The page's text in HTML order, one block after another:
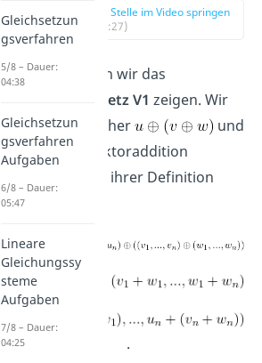
zur Stelle im Video springen
(00:27)
Zuerst müssen wir das
Assoziativgesetz V1 zeigen. Wir
betrachten daher
und
führen die Vektoraddition
entsprechend ihrer Definition
aus:
.
Gleichsetzun
gsverfahren
5/8 – Dauer:
04:38
Gleichsetzun
gsverfahren
Aufgaben
6/8 – Dauer:
05:47
Lineare
Gleichungssy
steme
Aufgaben
7/8 – Dauer:
04:25